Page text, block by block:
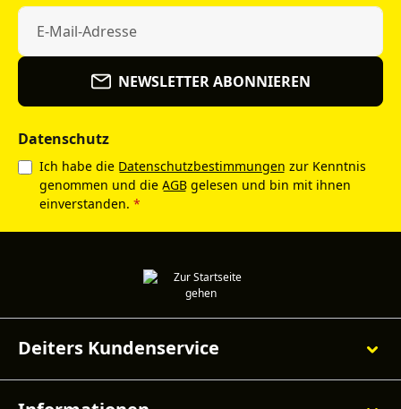
NEWSLETTER ABONNIEREN
Datenschutz
Ich habe die Datenschutzbestimmungen zur Kenntnis
genommen und die AGB gelesen und bin mit ihnen
einverstanden. *
Deiters Kundenservice